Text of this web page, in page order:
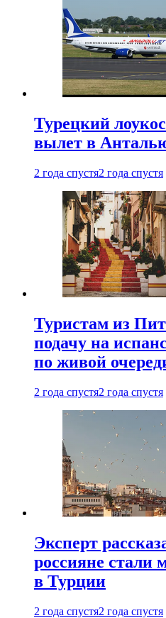
Турецкий
вылет в
2 года спустя2 года спустя
Туристам из
подачу на
по живой
2 года спустя2 года спустя
Эксперт
россияне стали
в Турции
2 года спустя2 года спустя